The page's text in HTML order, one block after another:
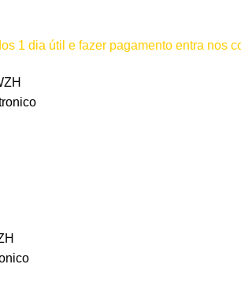
1 dia útil e fazer pagamento entra nos